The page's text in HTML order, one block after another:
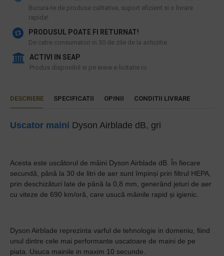
​Bucura-te de produse calitative, suport eficient si o livrare
rapida!
PRODUSUL POATE FI RETURNAT!
De catre consumatori in 30 de zile de la achizitie
ACTIVI IN SEAP
Produs disponibil si pe www.e-licitatie.ro
DESCRIERE SPECIFICATII OPINII CONDITII LIVRARE
Uscator maini Dyson Airblade dB, gri
Acesta este uscătorul de mâini Dyson Airblade dB. În fiecare
secundă, până la 30 de litri de aer sunt împinși prin filtrul HEPA,
prin deschizături late de până la 0,8 mm, generând jeturi de aer
cu viteze de 690 km/oră, care usucă mâinile rapid și igienic.
Dyson Airblade reprezinta varful de tehnologie in domeniu, fiind
unul dintre cele mai performante uscatoare de maini de pe
piata. Usuca mainile in maxim 10 secunde.